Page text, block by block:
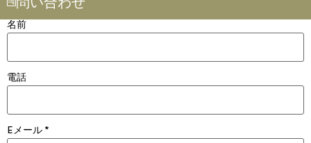
名前
電話
Eメール*